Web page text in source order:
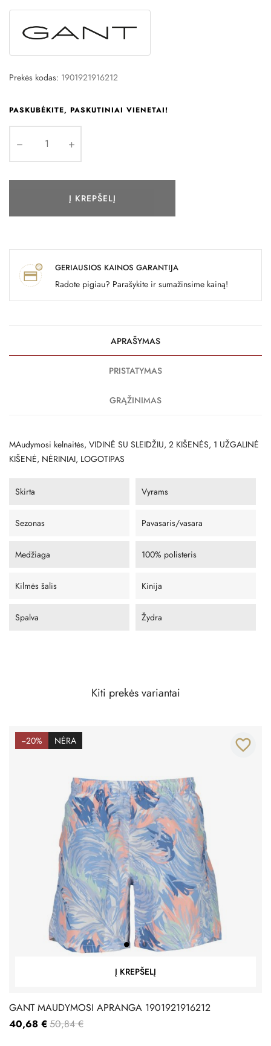
Prekės kodas: 1901921916212
PASKUBĖKITE, PASKUTINIAI VIENETAI!
Į KREPŠELĮ
GERIAUSIOS KAINOS GARANTIJA
Radote pigiau? Parašykite ir sumažinsime kainą!
APRAŠYMAS
PRISTATYMAS
GRĄŽINIMAS
MAudymosi kelnaitės, VIDINĖ SU SLEIDŽIU, 2 KIŠENĖS, 1 UŽGALINĖ
KIŠENĖ, NĖRINIAI, LOGOTIPAS
Skirta Vyrams
Sezonas Pavasaris/vasara
Medžiaga 100% polisteris
Kilmės šalis Kinija
Spalva Žydra
Kiti prekės variantai
−20% NĖRA
Į KREPŠELĮ
favorite_border
GANT MAUDYMOSI APRANGA 1901921916212
40,68 € 50,84 €